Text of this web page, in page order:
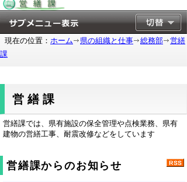
現在の位置： ホーム 県の組織と仕事 総務部
営繕
課
営繕課
営繕課では、県有施設の保全管理や点検業務、県有
建物の営繕工事、耐震改修などをしています
営繕課からのお知らせ